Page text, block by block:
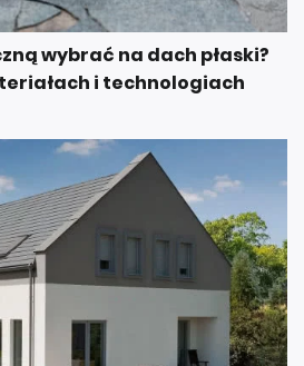
wybrać na dach płaski?
i technologiach